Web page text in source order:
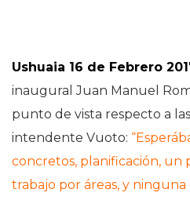
Ushuaia 16 de Febrero
inaugural Juan Manuel
punto de vista respecto a
intendente Vuoto:
concretos, planificación, un
trabajo por áreas, y ninguna